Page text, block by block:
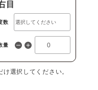
目
数
量
選択してください。